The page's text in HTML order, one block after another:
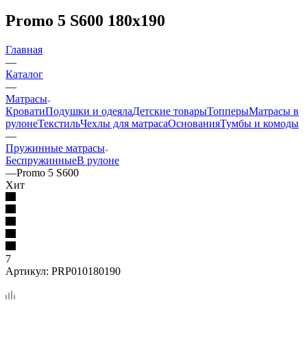
Promo 5 S600 180x190
Главная
—
Каталог
—
Матрасы
КроватиПодушки и одеялаДетские товарыТопперыМатрасы в
рулонеТекстильЧехлы для матрасаОснованияТумбы и комоды
—
Пружинные матрасы
БеспружинныеВ рулоне
—Promo 5 S600
Хит
7
Артикул: PRP010180190